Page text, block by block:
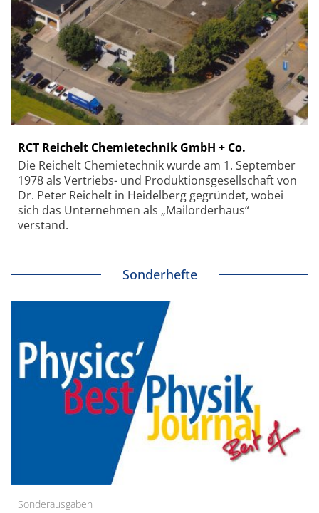
RCT Reichelt Chemietechnik GmbH + Co.
Die Reichelt Chemietechnik wurde am 1. September
1978 als Vertriebs- und Produktionsgesellschaft von
Dr. Peter Reichelt in Heidelberg gegründet, wobei
sich das Unternehmen als „Mailorderhaus“
verstand.
Sonderhefte
Sonderausgaben